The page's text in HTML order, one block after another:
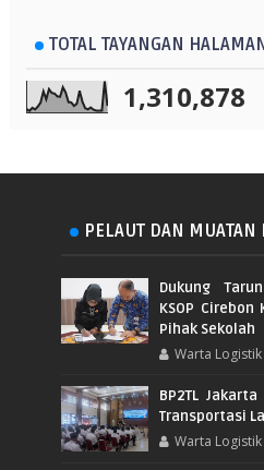
TOTAL TAYANGAN
1,310,878
PELAUT DAN MUATAN
Dukung
KSOP Cirebon
Pihak Sekolah
Warta Logistik
BP2TL
Transportasi
Warta Logistik